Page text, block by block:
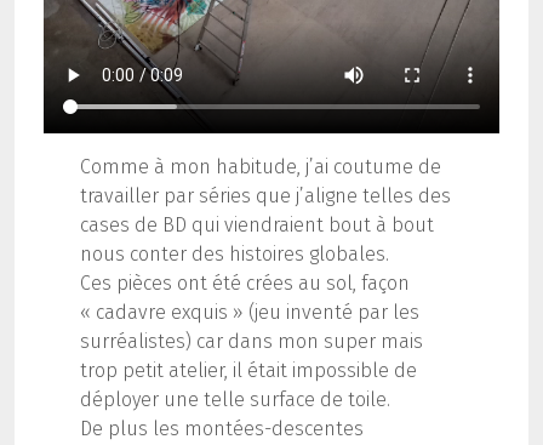
Comme à mon habitude, j’ai coutume de
travailler par séries que j’aligne telles des
cases de BD qui viendraient bout à bout
nous conter des histoires globales.
Ces pièces ont été crées au sol, façon
« cadavre exquis » (jeu inventé par les
surréalistes) car dans mon super mais
trop petit atelier, il était impossible de
déployer une telle surface de toile.
De plus les montées-descentes